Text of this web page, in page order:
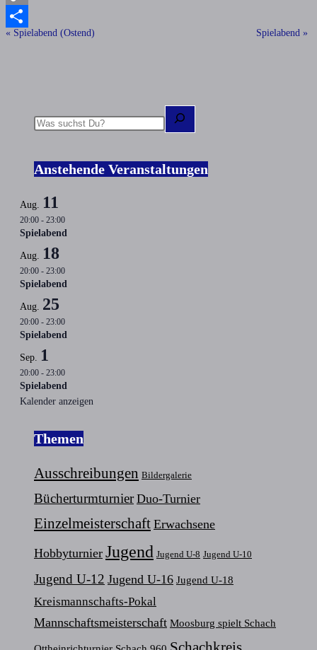
Copy
Link
Teilen
Veranstaltung-
« Spielabend (Ostend) Spielabend »
Suchen
Anstehende Veranstaltungen
Aug. 11
20:00 - 23:00
Spielabend
Aug. 18
20:00 - 23:00
Spielabend
Aug. 25
20:00 - 23:00
Spielabend
Sep. 1
20:00 - 23:00
Spielabend
Kalender anzeigen
Themen
Ausschreibungen Bildergalerie
Bücherturmturnier Duo-Turnier
Einzelmeisterschaft Erwachsene
Hobbyturnier Jugend Jugend U-8 Jugend U-10
Jugend U-12 Jugend U-16 Jugend U-18
Kreismannschafts-Pokal
Mannschaftsmeisterschaft Moosburg spielt Schach